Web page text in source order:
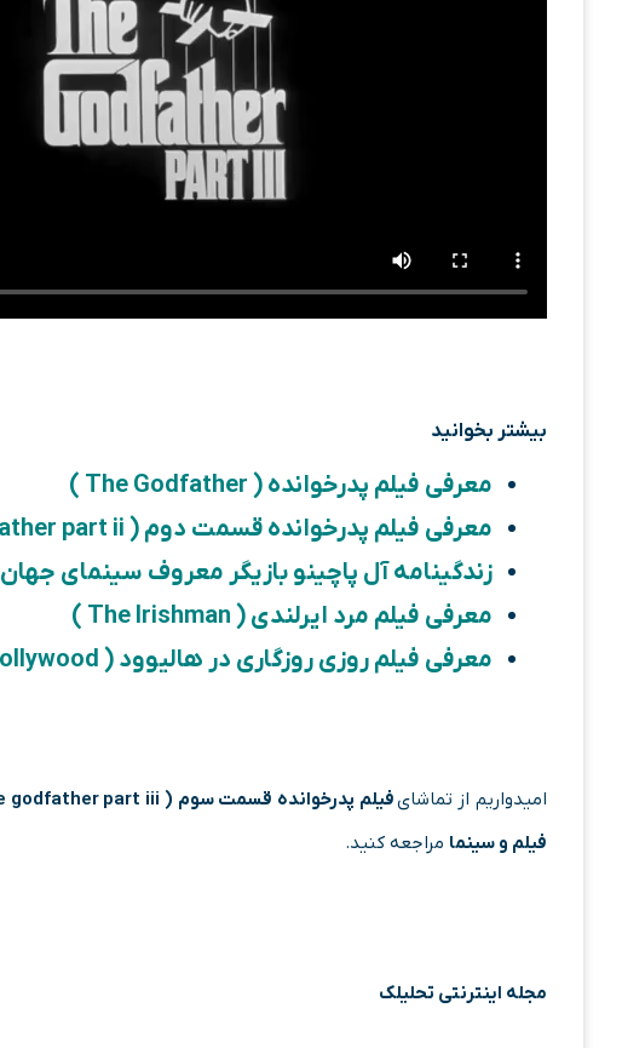
بیشتر بخوانید
معرفی فیلم پدرخوانده ( The Godfather )
معرفی فیلم پدرخوانده قسمت دوم ( the godfather part ii )
زندگینامه آل پاچینو بازیگر معروف سینمای جهان
معرفی فیلم مرد ایرلندی ( The Irishman )
معرفی فیلم روزی روزگاری در هالیوود ( Once Upon a Time In Hollywood )
امیدواریم از تماشایفیلم پدرخوانده قسمت سوم ( the godfather part iii )
فیلم و سینما مراجعه کنید.
مجله اینترنتی تحلیلک